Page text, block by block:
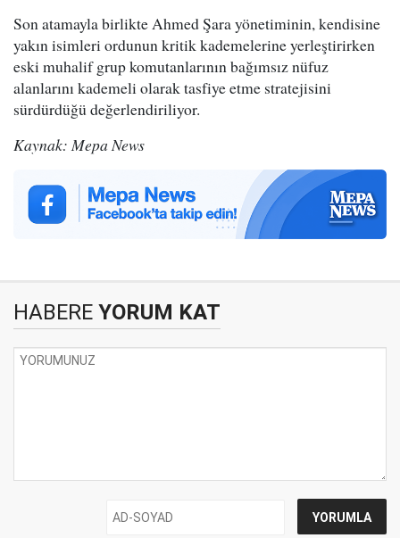
Son atamayla birlikte Ahmed Şara yönetiminin, kendisine
yakın isimleri ordunun kritik kademelerine yerleştirirken
eski muhalif grup komutanlarının bağımsız nüfuz
alanlarını kademeli olarak tasfiye etme stratejisini
sürdürdüğü değerlendiriliyor.
Kaynak: Mepa News
HABERE YORUM KAT